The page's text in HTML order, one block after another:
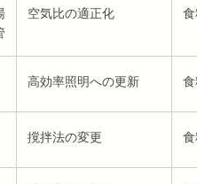
空気比の適正化
高効率照明への更新
撹拌法の変更